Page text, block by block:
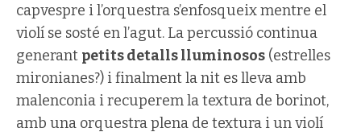
capvespre i l’orquestra s’enfosqueix mentre el
violí se sosté en l’agut. La percussió continua
generant petits detalls lluminosos (estrelles
mironianes?) i finalment la nit es lleva amb
malenconia i recuperem la textura de borinot,
amb una orquestra plena de textura i un violí